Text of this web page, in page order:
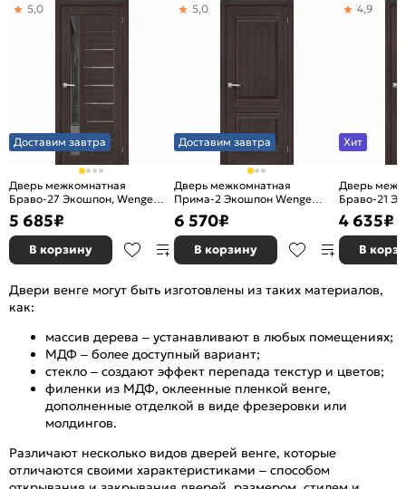
Доставим завтра
Дверь межкомнатная
Браво-27 Экошпон, Wenge
Melinga, остекленная, mirox
grey, царговая
5,0
5 685₽
В корзину
Доставим завтра
Дверь межкомнатная
Прима-2 Экошпон Wenge
Melinga, глухая, кромка нет,
филенчатая
5,0
6 570₽
В корзину
Хит
Дверь
Браво-21
Melinga,
4,9
4 635₽
В
Двери венге могут быть изготовлены из таких материалов,
как:
массив дерева – устанавливают в любых помещениях;
МДФ – более доступный вариант;
стекло – создают эффект перепада текстур и цветов;
филенки из МДФ, оклеенные пленкой венге,
дополненные отделкой в виде фрезеровки или
молдингов.
Различают несколько видов дверей венге, которые
отличаются своими характеристиками – способом